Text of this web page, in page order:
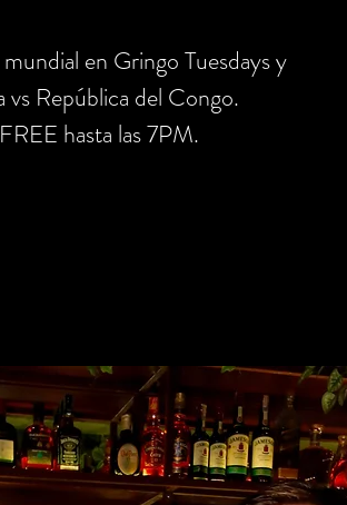
en Gringo Tuesdays y
vs República del Congo.
hasta las 7PM.